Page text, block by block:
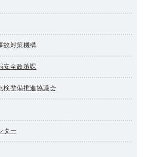
故対策機構
安全政策課
検整備推進協議会
ター